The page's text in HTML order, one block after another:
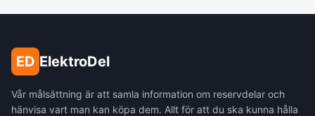
ED ElektroDel
Vår målsättning är att samla information om reservdelar och
hänvisa vart man kan köpa dem. Allt för att du ska kunna hålla